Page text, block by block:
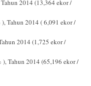
2014 (13,364 ekor /
Tahun 2014 ( 6,091 ekor /
2014 (1,725 ekor /
Tahun 2014 (65,196 ekor /